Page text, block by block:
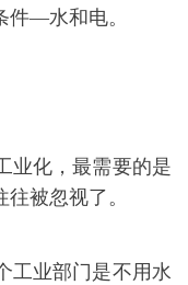
件—水和电。
业化，最需要的是
被忽视了。
工业部门是不用水